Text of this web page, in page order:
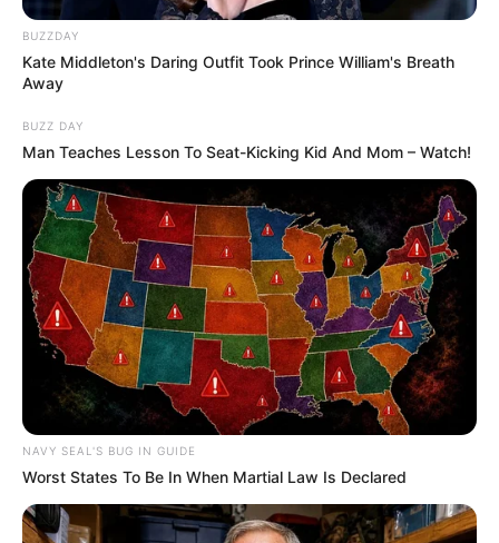
DESTAQUES DA SEMANA
Câmara dos Deputados: anuênios, triênios,
quinquênios, sexta-parte e licenças-prêmio
entram no debate.
Motos e bicicletas para ACS e ACE: veja o
passo a passo para conseguir o benefício.
FNARAS em Brasília: Senado pode
promulgar PEC 14 em semana de
mobilização.
Presidente Kennedy (ES) abre processo
seletivo para Agentes de Saúde e de
BUZZDAY
Kate Middleton's Daring Outfit Took Prince William's Breath
Away
BUZZ DAY
Man Teaches Lesson To Seat-Kicking Kid And Mom – Watch!
NAVY SEAL'S BUG IN GUIDE
Worst States To Be In When Martial Law Is Declared